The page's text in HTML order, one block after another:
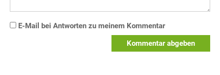
E-Mail bei Antworten zu meinem Kommentar
Kommentar abgeben